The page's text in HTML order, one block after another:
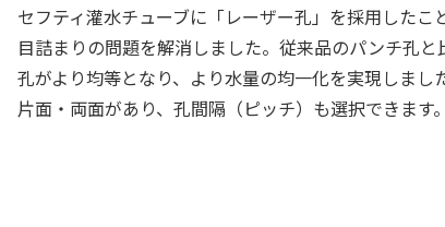
セフティ灌水チューブに「レーザー孔」を採用したこ
目詰まりの問題を解消しました。従来品のパンチ孔と
孔がより均等となり、より水量の均一化を実現しまし
片面・両面があり、孔間隔（ピッチ）も選択できます